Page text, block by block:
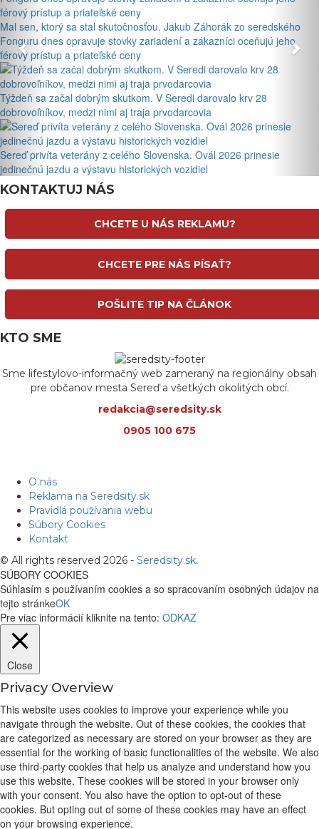
Mal sen, ktorý sa stal skutočnosťou. Jakub Záhorák zo seredského
Fonguru dnes opravuje stovky zariadení a zákazníci oceňujú jeho
férový prístup a priateľské ceny
Týždeň sa začal dobrým skutkom. V Seredi darovalo krv 28
dobrovoľníkov, medzi nimi aj traja prvodarcovia
Sereď privíta veterány z celého Slovenska. Ovál 2026 prinesie
jedinečnú jazdu a výstavu historických vozidiel
KONTAKTUJ NÁS
CHCETE U NÁS REKLAMU?
CHCETE PRE NÁS PÍSAŤ?
POŠLITE TIP NA ČLÁNOK
KTO SME
Sme lifestylovo-informačný web zameraný na regionálny obsah
pre občanov mesta Sereď a všetkých okolitých obcí.
redakcia@seredsity.sk
0905 100 675
O nás
Reklama na Seredsity.sk
Pravidlá používania webu
Súbory Cookies
Kontakt
© All rights reserved 2026 - Seredsity.sk.
SÚBORY COOKIES
Súhlasím s používaním cookies a so spracovaním osobných údajov na
tejto stránkeOK
Pre viac informácií kliknite na tento: ODKAZ
Close
Privacy Overview
This website uses cookies to improve your experience while you
navigate through the website. Out of these cookies, the cookies that
are categorized as necessary are stored on your browser as they are
essential for the working of basic functionalities of the website. We also
use third-party cookies that help us analyze and understand how you
use this website. These cookies will be stored in your browser only
with your consent. You also have the option to opt-out of these
cookies. But opting out of some of these cookies may have an effect
on your browsing experience.